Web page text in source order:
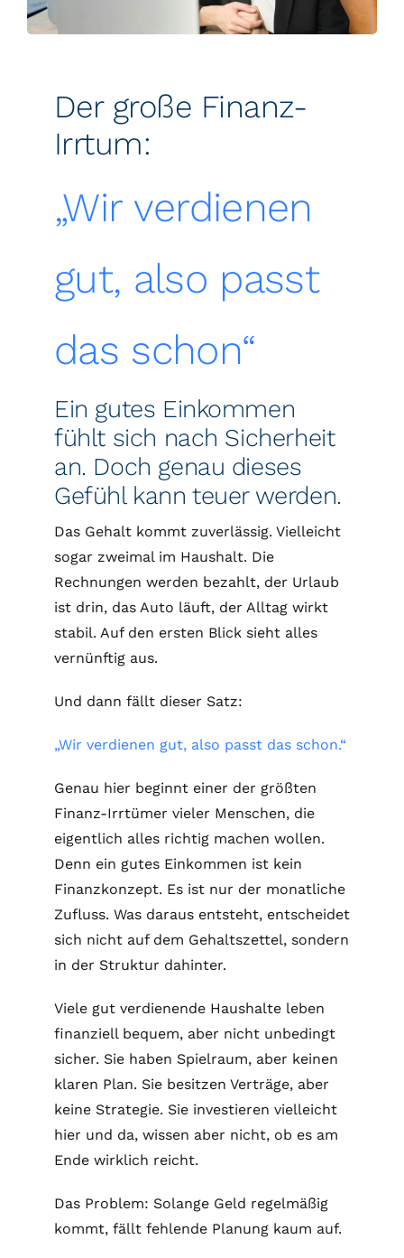
Suche
Der große Finanz-
Irrtum:
„Wir verdienen
gut, also passt
das schon“
Ein gutes Einkommen
fühlt sich nach Sicherheit
an. Doch genau dieses
Gefühl kann teuer werden.
Das Gehalt kommt zuverlässig. Vielleicht
sogar zweimal im Haushalt. Die
Rechnungen werden bezahlt, der Urlaub
ist drin, das Auto läuft, der Alltag wirkt
stabil. Auf den ersten Blick sieht alles
vernünftig aus.
Und dann fällt dieser Satz:
„Wir verdienen gut, also passt das schon.“
Genau hier beginnt einer der größten
Finanz-Irrtümer vieler Menschen, die
eigentlich alles richtig machen wollen.
Denn ein gutes Einkommen ist kein
Finanzkonzept. Es ist nur der monatliche
Zufluss. Was daraus entsteht, entscheidet
sich nicht auf dem Gehaltszettel, sondern
in der Struktur dahinter.
Viele gut verdienende Haushalte leben
finanziell bequem, aber nicht unbedingt
sicher. Sie haben Spielraum, aber keinen
klaren Plan. Sie besitzen Verträge, aber
keine Strategie. Sie investieren vielleicht
hier und da, wissen aber nicht, ob es am
Ende wirklich reicht.
Das Problem: Solange Geld regelmäßig
kommt, fällt fehlende Planung kaum auf.